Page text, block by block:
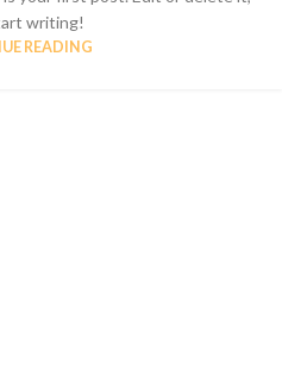
writing!
READING